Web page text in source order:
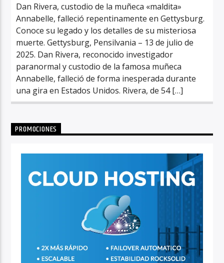
Dan Rivera, custodio de la muñeca «maldita»
Annabelle, falleció repentinamente en Gettysburg.
Conoce su legado y los detalles de su misteriosa
muerte. Gettysburg, Pensilvania – 13 de julio de
2025. Dan Rivera, reconocido investigador
paranormal y custodio de la famosa muñeca
Annabelle, falleció de forma inesperada durante
una gira en Estados Unidos. Rivera, de 54 […]
PROMOCIONES